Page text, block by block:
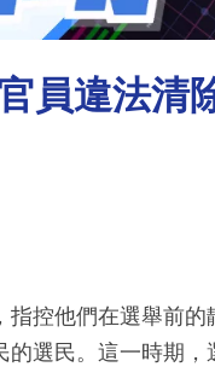
員違法清
控他們在選舉前
選民。這一時期